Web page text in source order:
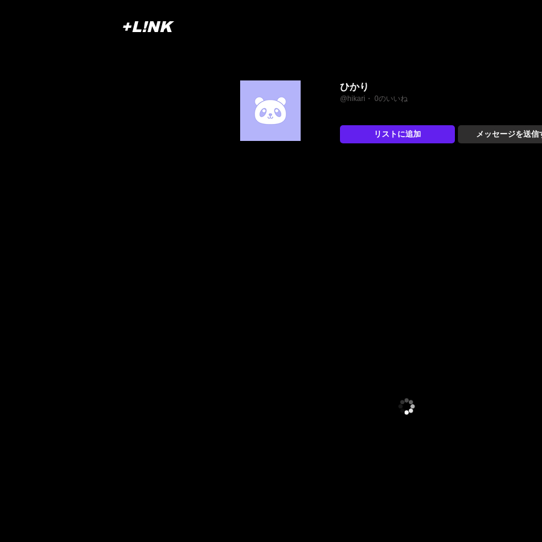
+L!NK
ひかり
@hikari・ 0のいいね
リストに追加 メッセージを送信